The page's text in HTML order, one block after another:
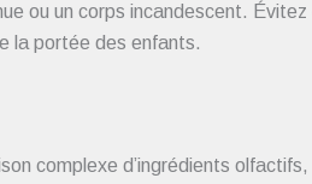
ou un corps incandescent.
la portée des enfants.
complexe d’ingrédients